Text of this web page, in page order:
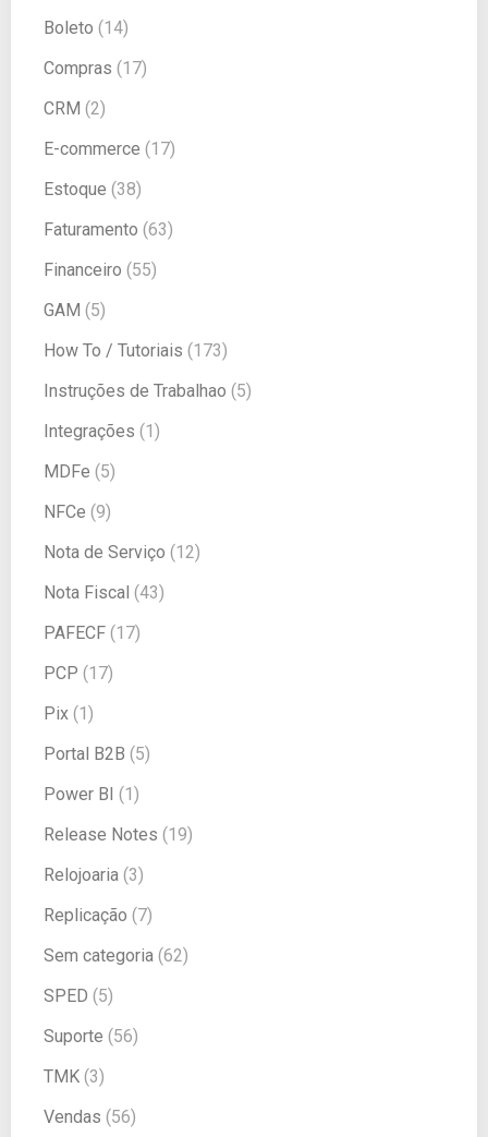
Boleto (14)
Compras (17)
CRM (2)
E-commerce (17)
Estoque (38)
Faturamento (63)
Financeiro (55)
GAM (5)
How To / Tutoriais (173)
Instruções de Trabalhao (5)
Integrações (1)
MDFe (5)
NFCe (9)
Nota de Serviço (12)
Nota Fiscal (43)
PAFECF (17)
PCP (17)
Pix (1)
Portal B2B (5)
Power BI (1)
Release Notes (19)
Relojoaria (3)
Replicação (7)
Sem categoria (62)
SPED (5)
Suporte (56)
TMK (3)
Vendas (56)